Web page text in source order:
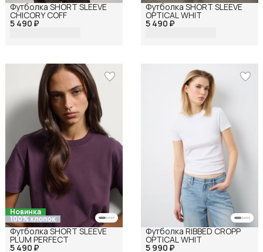
5 490 ₽
Футболка SHORT SLEEVE
CHICORY COFF
5 490 ₽
Футболка SHORT SLEEVE
OPTICAL WHIT
Новинка
100% хлопок
5 490 ₽
Футболка SHORT SLEEVE
PLUM PERFECT
5 990 ₽
Футболка RIBBED CROPP
OPTICAL WHIT